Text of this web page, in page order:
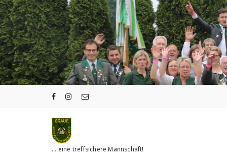
Zum
Inhalt
springen
... eine treffsichere Mannschaft!